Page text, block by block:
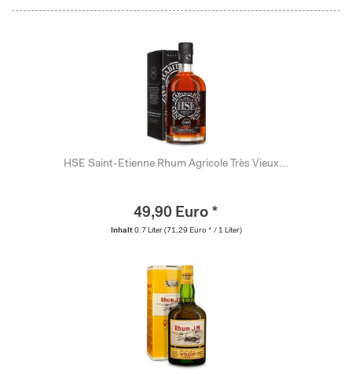
HSE Saint-Etienne Rhum Agricole Très Vieux...
49,90 Euro *
Inhalt 0.7 Liter (71,29 Euro * / 1 Liter)